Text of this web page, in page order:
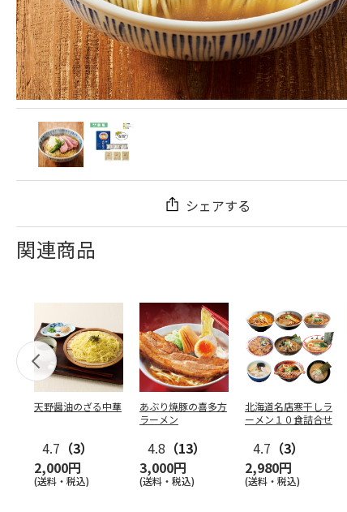
シェアする
関連商品
天野醤油のざる中華
4.7 （3）
2,000円
(送料・税込)
あぶり焼豚の喜多方
ラーメン
4.8 （13）
3,000円
(送料・税込)
北海道名店寒干しラ
ーメン１０食詰合せ
4.7 （3）
2,980円
(送料・税込)